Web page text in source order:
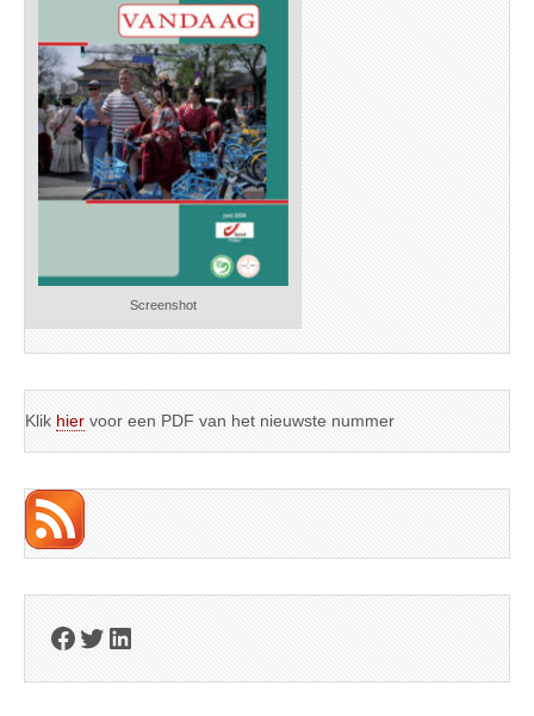
Screenshot
Klik hier voor een PDF van het nieuwste nummer
Facebook
Twitter
LinkedIn